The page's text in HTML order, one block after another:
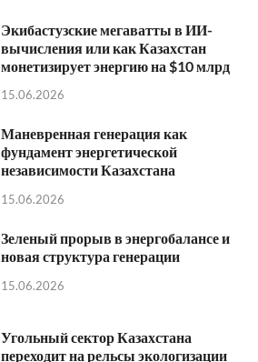
Экибастузские мегаватты в ИИ-
вычисления или как Казахстан
монетизирует энергию на $10 млрд
15.06.2026
Маневренная генерация как
фундамент энергетической
независимости Казахстана
15.06.2026
Зеленый прорыв в энергобалансе и
новая структура генерации
15.06.2026
Угольный сектор Казахстана
переходит на рельсы экологизации